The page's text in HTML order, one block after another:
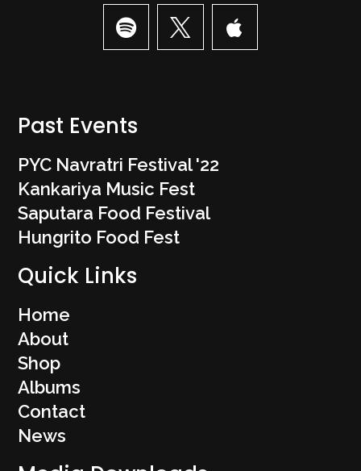
Past Events
PYC Navratri Festival '22
Kankariya Music Fest
Saputara Food Festival
Hungrito Food Fest
Quick Links
Home
About
Shop
Albums
Contact
News